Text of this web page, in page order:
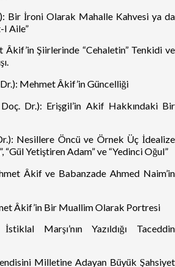
Bir İroni Olarak Mahalle Kahvesi ya da
I Aile”
Âkif’in Şiirlerinde “Cehaletin” Tenkidi ve
Mehmet Âkif’in Güncelliği
Dr.): Erişgil’in Akif Hakkındaki Bir
Nesillere Öncü ve Örnek Üç İdealize
“Gül Yetiştiren Adam” ve “Yedinci Oğul”
Âkif ve Babanzade Ahmed Naim’in
Âkif’in Bir Muallim Olarak Portresi
Marşı’nın Yazıldığı Taceddin
Milletine Adayan Büyük Şahsiyet